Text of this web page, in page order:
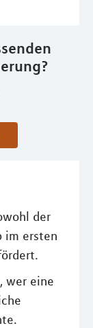
der
im ersten
wer eine